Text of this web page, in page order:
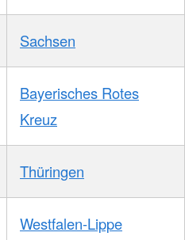
Sachsen
Bayerisches Rotes
Kreuz
Thüringen
Westfalen-Lippe